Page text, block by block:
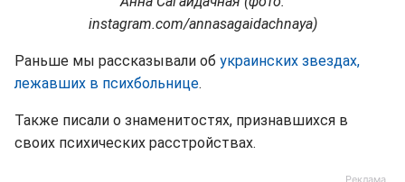
instagram.com/annasagaidachnaya)
Раньше мы рассказывали об украинских звездах,
лежавших в психбольнице.
Также писали о знаменитостях, признавшихся в
своих психических расстройствах.